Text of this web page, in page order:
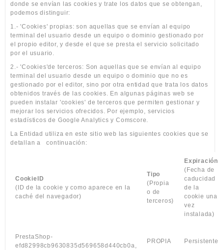
donde se envían las cookies y trate los datos que se obtengan,
podemos distinguir:
1.- 'Cookies' propias: son aquellas que se envían al equipo
terminal del usuario desde un equipo o dominio gestionado por
el propio editor, y desde el que se presta el servicio solicitado
por el usuario.
2.- 'Cookies'de terceros: Son aquellas que se envían al equipo
terminal del usuario desde un equipo o dominio que no es
gestionado por el editor, sino por otra entidad que trata los datos
obtenidos través de las cookies. En algunas páginas web se
pueden instalar 'cookies' de terceros que permiten gestionar y
mejorar los servicios ofrecidos. Por ejemplo, servicios
estadísticos de Google Analytics y Comscore.
La Entidad utiliza en este sitio web las siguientes cookies que se
detallan a
continuación:
CookieID
(ID de la cookie y como aparece en la
caché del navegador)
Tipo
(Propia
o de
terceros)
Expiración
(Fecha de
caducidad
de la
cookie una
vez
instalada)
PrestaShop-
efd82998cb9630835d569658d440cb0a,
PROPIA Persistente